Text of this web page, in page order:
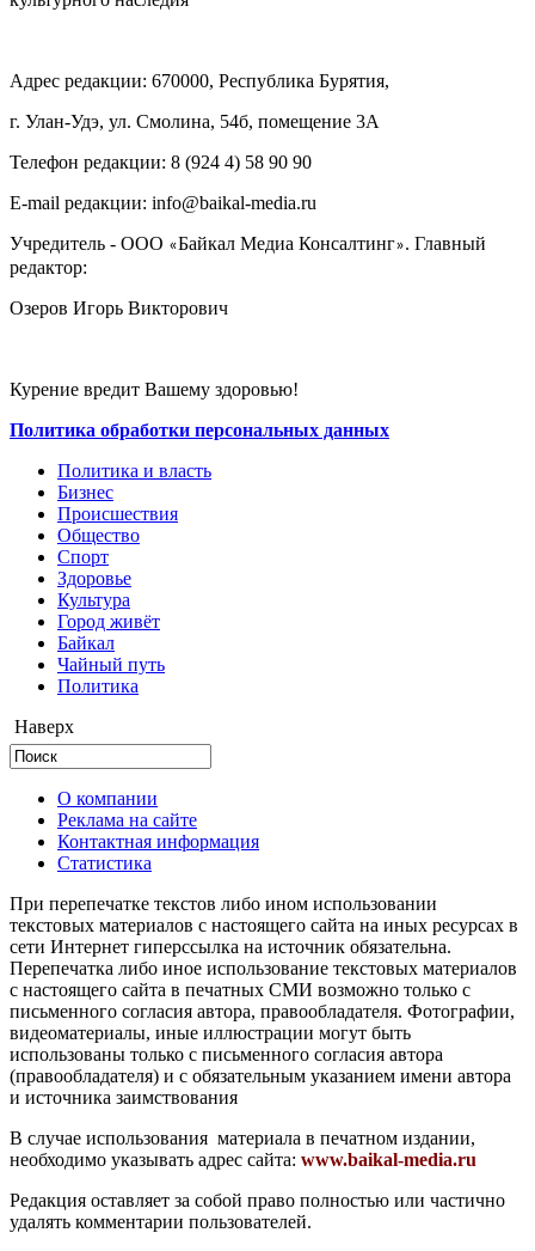
Адрес редакции: 670000, Республика Бурятия,
г. Улан-Удэ, ул. Смолина, 54б, помещение 3А
Телефон редакции: ‎‎8 (924 4) 58 90 90
E-mail редакции: info@baikal-media.ru
Учредитель - ООО «Байкал Медиа Консалтинг». Главный
редактор:
Озеров Игорь Викторович
Курение вредит Вашему здоровью!
Политика обработки персональных данных
Политика и власть
Бизнес
Происшествия
Общество
Cпорт
Здоровье
Культура
Город живёт
Байкал
Чайный путь
Политика
Наверх
О компании
Реклама на сайте
Контактная информация
Статистика
При перепечатке текстов либо ином использовании
текстовых материалов с настоящего сайта на иных ресурсах в
сети Интернет гиперссылка на источник обязательна.
Перепечатка либо иное использование текстовых материалов
с настоящего сайта в печатных СМИ возможно только с
письменного согласия автора, правообладателя. Фотографии,
видеоматериалы, иные иллюстрации могут быть
использованы только с письменного согласия автора
(правообладателя) и с обязательным указанием имени автора
и источника заимствования
В случае использования материала в печатном издании,
необходимо указывать адрес сайта: www.baikal-media.ru
Редакция оставляет за собой право полностью или частично
удалять комментарии пользователей.